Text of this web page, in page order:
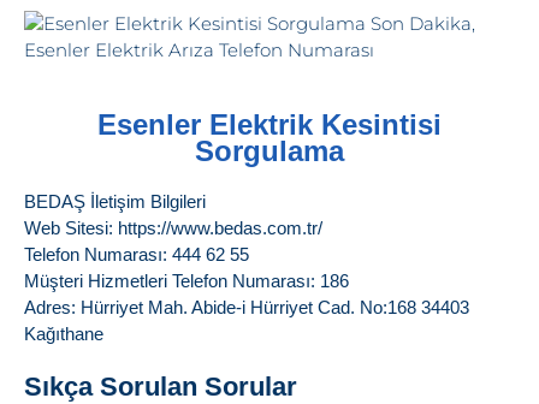
Esenler Elektrik Kesintisi
Sorgulama
BEDAŞ İletişim Bilgileri
Web Sitesi: https://www.bedas.com.tr/
Telefon Numarası: 444 62 55
Müşteri Hizmetleri Telefon Numarası: 186
Adres: Hürriyet Mah. Abide-i Hürriyet Cad. No:168 34403
Kağıthane
Sıkça Sorulan Sorular